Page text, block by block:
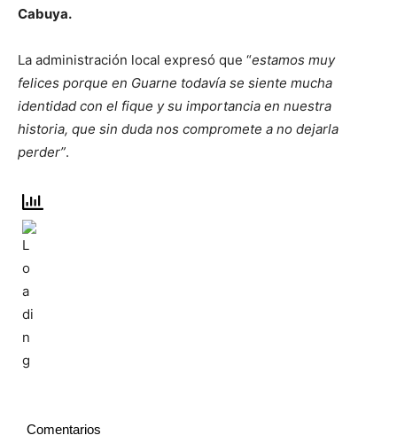
Cabuya.
La administración local expresó que “estamos muy
felices porque en Guarne todavía se siente mucha
identidad con el fique y su importancia en nuestra
historia, que sin duda nos compromete a no dejarla
perder”.
Comentarios